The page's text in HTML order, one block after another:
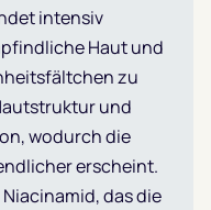
intensiv
Haut und
zu
und
wodurch die
erscheint.
das die